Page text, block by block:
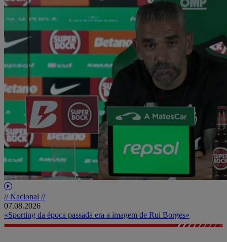
// Nacional //
07.08.2026
«Sporting da época passada era a imagem de Rui Borges»